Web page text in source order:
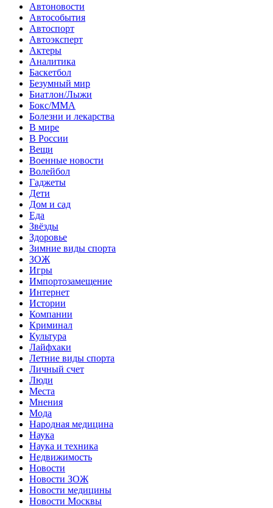
Автоновости
Автособытия
Автоспорт
Автоэксперт
Актеры
Аналитика
Баскетбол
Безумный мир
Биатлон/Лыжи
Бокс/MMA
Болезни и лекарства
В мире
В России
Вещи
Военные новости
Волейбол
Гаджеты
Дети
Дом и сад
Еда
Звёзды
Здоровье
Зимние виды спорта
ЗОЖ
Игры
Импортозамещение
Интернет
Истории
Компании
Криминал
Культура
Лайфхаки
Летние виды спорта
Личный счет
Люди
Места
Мнения
Мода
Народная медицина
Наука
Наука и техника
Недвижимость
Новости
Новости ЗОЖ
Новости медицины
Новости Москвы